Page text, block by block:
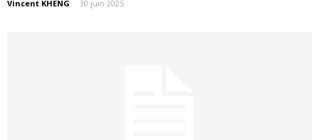
Vincent KHENG - 30 juin 2025